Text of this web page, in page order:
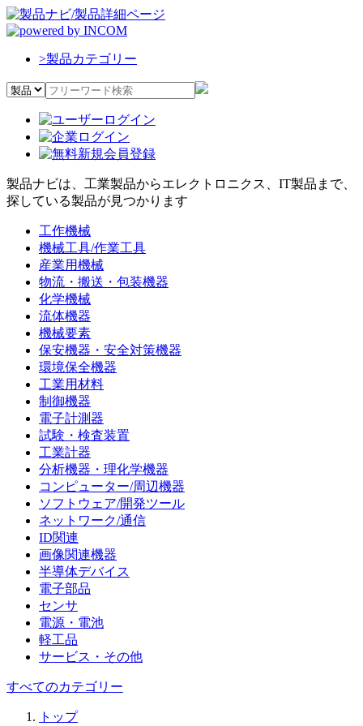
>製品カテゴリー
製品ナビは、工業製品からエレクトロニクス、IT製品まで、
探している製品が見つかります
工作機械
機械工具/作業工具
産業用機械
物流・搬送・包装機器
化学機械
流体機器
機械要素
保安機器・安全対策機器
環境保全機器
工業用材料
制御機器
電子計測器
試験・検査装置
工業計器
分析機器・理化学機器
コンピューター/周辺機器
ソフトウェア/開発ツール
ネットワーク/通信
ID関連
画像関連機器
半導体デバイス
電子部品
センサ
電源・電池
軽工品
サービス・その他
すべてのカテゴリー
トップ